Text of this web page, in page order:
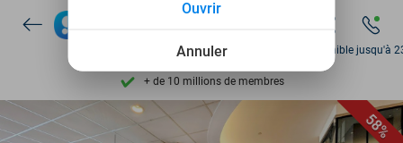
9,4 basé sur206 441 avis
Découvrez + de 15.000 deals
Disponible jusqu'à
58%
Annuler
Ouvrir